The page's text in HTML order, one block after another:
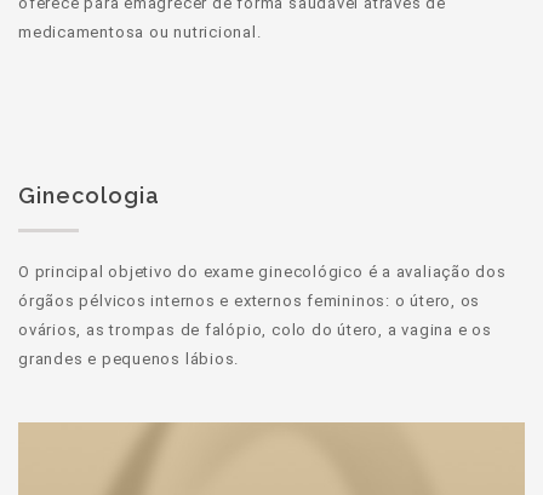
medicamentosa ou nutricional.
Ginecologia
O principal objetivo do exame ginecológico é a avaliação dos
órgãos pélvicos internos e externos femininos: o útero, os
ovários, as trompas de falópio, colo do útero, a vagina e os
grandes e pequenos lábios.